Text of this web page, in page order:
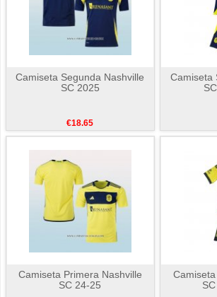
Camiseta Segunda Nashville
SC 2025
€18.65
Camiseta
Camiseta Primera Nashville
SC 24-25